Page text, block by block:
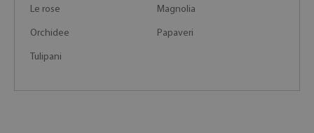
Le rose Magnolia
Orchidee Papaveri
Tulipani